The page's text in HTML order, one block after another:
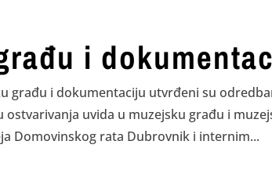
i
građu i dokumentaciju utvrđeni su
uvida u muzejsku građu i
Domovinskog rata Dubrovnik i internim...